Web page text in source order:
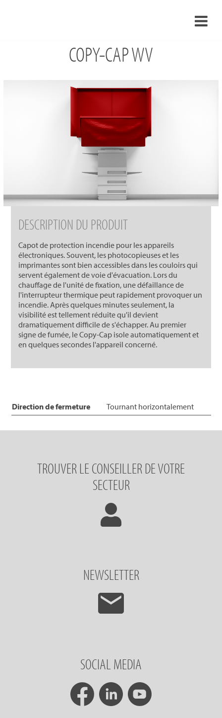
Mondes thématiques
COPY-CAP WV
DESCRIPTION DU PRODUIT
Capot de protection incendie pour les appareils
électroniques. Souvent, les photocopieuses et les
imprimantes sont bien accessibles dans les couloirs qui
servent également de voie d'évacuation. Lors du
chauffage de l'unité de fixation, une défaillance de
l'interrupteur thermique peut rapidement provoquer un
incendie. Après quelques minutes seulement, la
visibilité est tellement réduite qu'il devient
dramatiquement difficile de s'échapper. Au premier
signe de fumée, le Copy-Cap isole automatiquement et
en quelques secondes l'appareil concerné.
Direction de fermeture Tournant horizontalement
TROUVER LE CONSEILLER DE VOTRE
SECTEUR
NEWSLETTER
SOCIAL MEDIA